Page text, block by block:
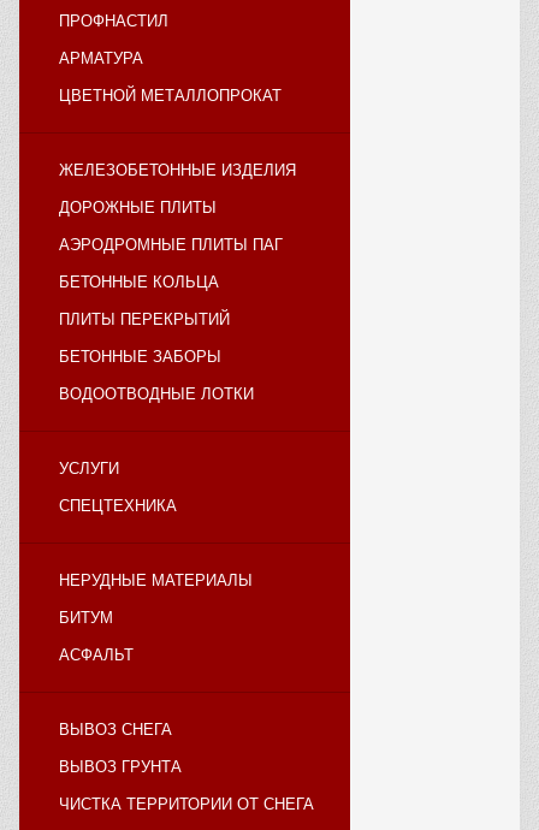
ПРОФНАСТИЛ
АРМАТУРА
ЦВЕТНОЙ МЕТАЛЛОПРОКАТ
ЖЕЛЕЗОБЕТОННЫЕ ИЗДЕЛИЯ
ДОРОЖНЫЕ ПЛИТЫ
АЭРОДРОМНЫЕ ПЛИТЫ ПАГ
БЕТОННЫЕ КОЛЬЦА
ПЛИТЫ ПЕРЕКРЫТИЙ
БЕТОННЫЕ ЗАБОРЫ
ВОДООТВОДНЫЕ ЛОТКИ
УСЛУГИ
СПЕЦТЕХНИКА
НЕРУДНЫЕ МАТЕРИАЛЫ
БИТУМ
АСФАЛЬТ
ВЫВОЗ СНЕГА
ВЫВОЗ ГРУНТА
ЧИСТКА ТЕРРИТОРИИ ОТ СНЕГА